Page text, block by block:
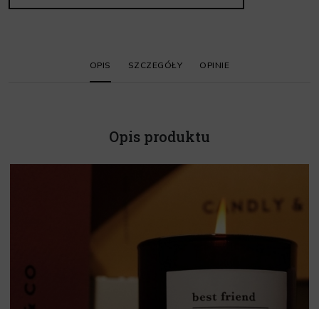
OPIS SZCZEGÓŁY OPINIE
Opis produktu